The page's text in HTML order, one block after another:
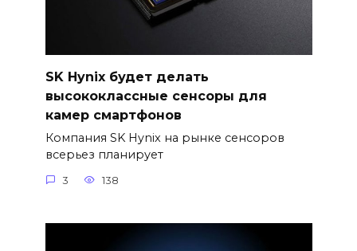
SK Hynix будет делать
высококлассные сенсоры для
камер смартфонов
Компания SK Hynix на рынке сенсоров
всерьез планирует
3 138